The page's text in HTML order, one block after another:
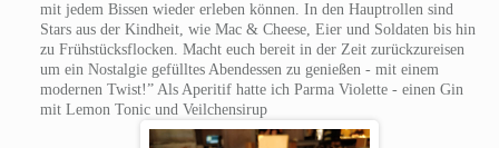
mit jedem Bissen wieder erleben können. In den Hauptrollen sind
Stars aus der Kindheit, wie Mac & Cheese, Eier und Soldaten bis hin
zu Frühstücksflocken. Macht euch bereit in der Zeit zurückzureisen
um ein Nostalgie gefülltes Abendessen zu genießen - mit einem
modernen Twist!” Als Aperitif hatte ich Parma Violette - einen Gin
mit Lemon Tonic und Veilchensirup